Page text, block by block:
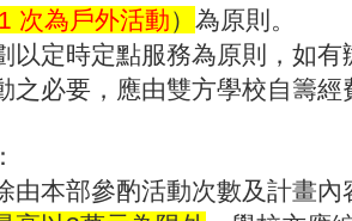
次為戶外活動） 為原則。
以定時定點服務為原則，如
之必要，應由雙方學校自籌經
由本部參酌活動次數及計畫